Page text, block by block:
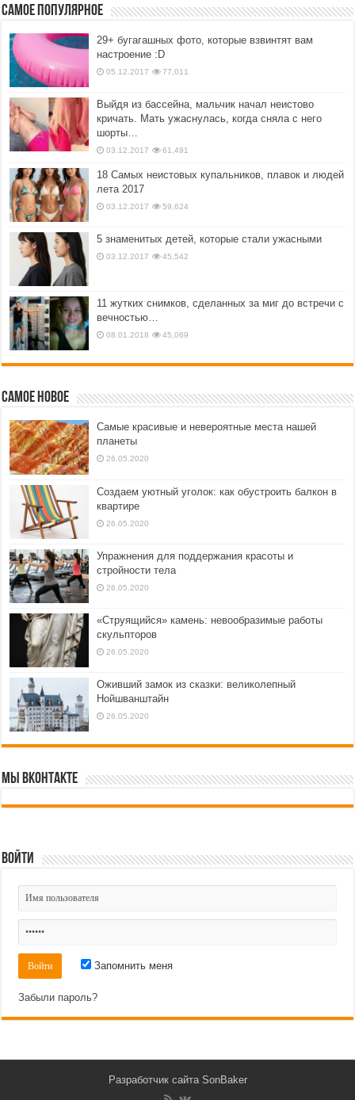
Самое популярное
29+ бугагашных фото, которые взвинтят вам
настроение :D
05.12.2017 77,011
Выйдя из бассейна, мальчик начал неистово
кричать. Мать ужаснулась, когда сняла с него
шорты…
03.12.2017 61,491
18 Самых неистовых купальников, плавок и людей
лета 2017
03.12.2017 59,624
5 знаменитых детей, которые стали ужасными
03.12.2017 45,542
11 жутких снимков, сделанных за миг до встречи с
вечностью…
08.01.2018 45,069
Самое новое
Самые красивые и невероятные места нашей
планеты
26.05.2020
Создаем уютный уголок: как обустроить балкон в
квартире
26.05.2020
Упражнения для поддержания красоты и
стройности тела
26.05.2020
«Струящийся» камень: невообразимые работы
скульпторов
26.05.2020
Оживший замок из сказки: великолепный
Нойшванштайн
26.05.2020
Мы ВКонтакте
Войти
Запомнить меня
Забыли пароль?
Разработчик сайта SonBaker